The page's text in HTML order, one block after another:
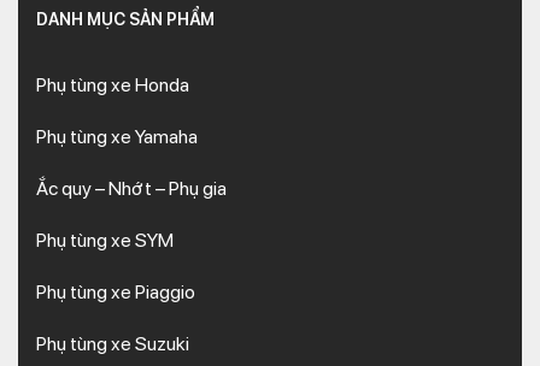
DANH MỤC SẢN PHẨM
Phụ tùng xe Honda
Phụ tùng xe Yamaha
Ắc quy – Nhớt – Phụ gia
Phụ tùng xe SYM
Phụ tùng xe Piaggio
Phụ tùng xe Suzuki